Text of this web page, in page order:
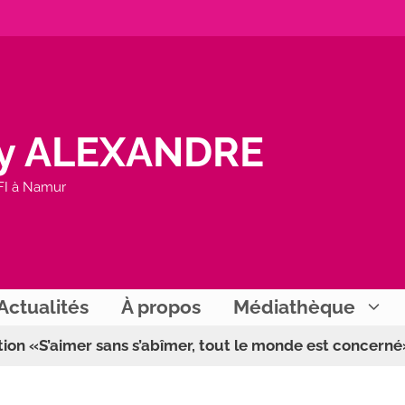
ALEXANDRE
à Namur
À propos Médiathèque
«S’aimer sans s’abîmer, tout le monde est